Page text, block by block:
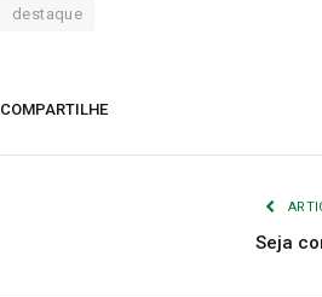
destaque
COMPARTILHE
Seja